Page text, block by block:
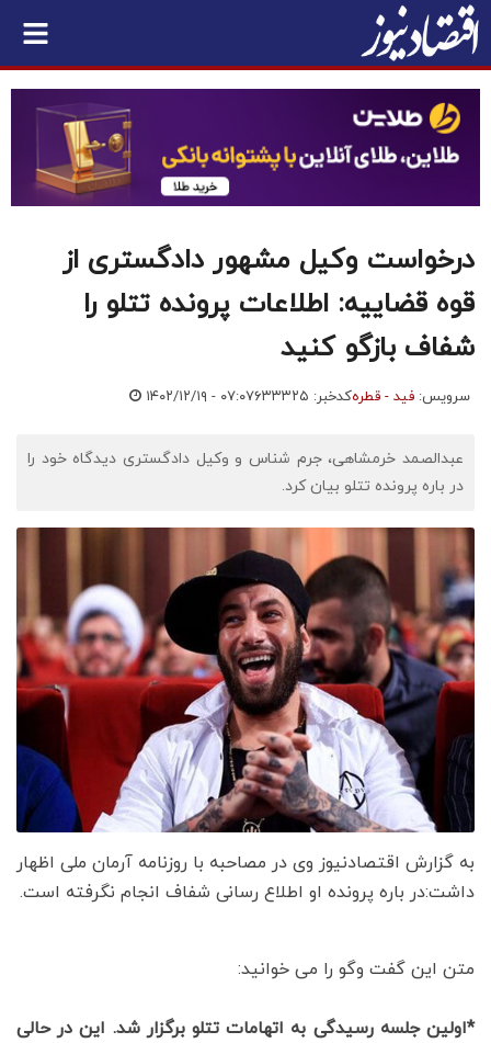
درخواست وکیل مشهور دادگستری از
قوه قضاییه: اطلاعات پرونده تتلو را
شفاف بازگو کنید
سرویس: فید - قطرهکدخبر: ۶۳۳۳۲۵ ۱۴۰۲/۱۲/۱۹ - ۰۷:۰۷
عبدالصمد خرمشاهی، جرم شناس و وکیل دادگستری دیدگاه خود را
در باره پرونده تتلو بیان کرد.
به گزارش اقتصادنیوز وی در مصاحبه با روزنامه آرمان ملی اظهار
داشت:در باره پرونده او اطلاع رسانی شفاف انجام نگرفته است.
متن این گفت وگو را می خوانید:
*اولین جلسه رسیدگی به اتهامات تتلو برگزار شد. این در حالی